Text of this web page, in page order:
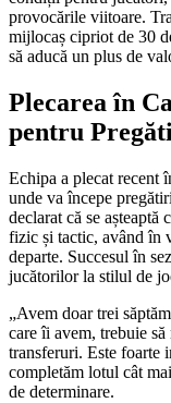
provocările viitoare.
mijlocaș cipriot de 30
să aducă un plus de
Plecarea în
pentru
Echipa a plecat recent
unde va începe
declarat că se
fizic și tactic, având în
departe. Succesul în
jucătorilor la stilul de
„Avem doar trei
care îi avem, trebuie
transferuri. Este foarte
completăm lotul cât
de determinare.